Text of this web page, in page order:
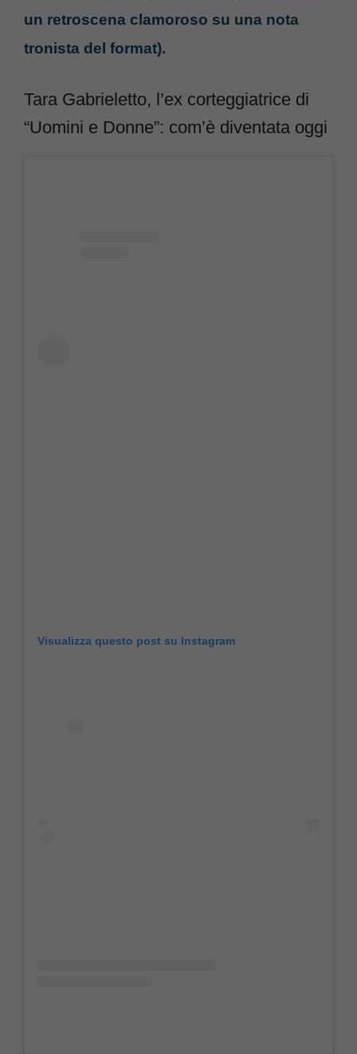
un retroscena clamoroso su una nota
tronista del format).
Tara Gabrieletto, l’ex corteggiatrice di
“Uomini e Donne”: com’è diventata oggi
Visualizza questo post su Instagram